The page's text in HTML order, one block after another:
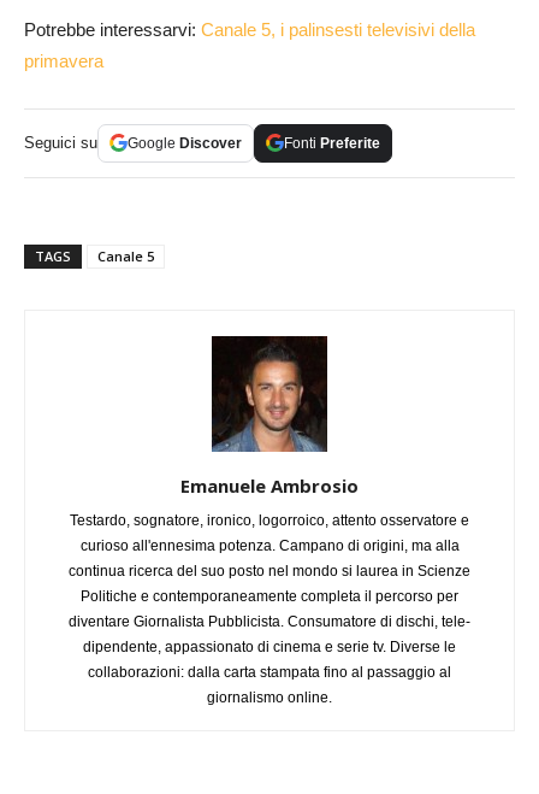
Potrebbe interessarvi: Canale 5, i palinsesti televisivi della
primavera
Seguici su Google Discover Fonti Preferite
TAGS Canale 5
Emanuele Ambrosio
Testardo, sognatore, ironico, logorroico, attento osservatore e
curioso all'ennesima potenza. Campano di origini, ma alla
continua ricerca del suo posto nel mondo si laurea in Scienze
Politiche e contemporaneamente completa il percorso per
diventare Giornalista Pubblicista. Consumatore di dischi, tele-
dipendente, appassionato di cinema e serie tv. Diverse le
collaborazioni: dalla carta stampata fino al passaggio al
giornalismo online.